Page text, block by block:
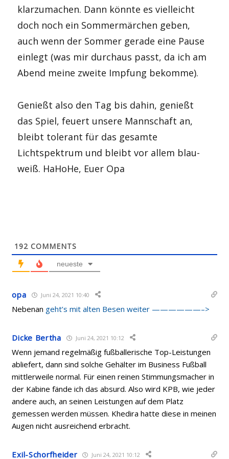
klarzumachen. Dann könnte es vielleicht
doch noch ein Sommermärchen geben,
auch wenn der Sommer gerade eine Pause
einlegt (was mir durchaus passt, da ich am
Abend meine zweite Impfung bekomme).
Genießt also den Tag bis dahin, genießt
das Spiel, feuert unsere Mannschaft an,
bleibt tolerant für das gesamte
Lichtspektrum und bleibt vor allem blau-
weiß. HaHoHe, Euer Opa
192 COMMENTS
neueste
opa Juni 24, 2021 10:40
Nebenan geht’s mit alten Besen weiter ——————–>
Dicke Bertha Juni 24, 2021 10:12
Wenn jemand regelmäßig fußballerische Top-Leistungen
abliefert, dann sind solche Gehälter im Business Fußball
mittlerweile normal. Für einen reinen Stimmungsmacher in
der Kabine fände ich das absurd. Also wird KPB, wie jeder
andere auch, an seinen Leistungen auf dem Platz
gemessen werden müssen. Khedira hatte diese in meinen
Augen nicht ausreichend erbracht.
Exil-Schorfheider Juni 24, 2021 10:12